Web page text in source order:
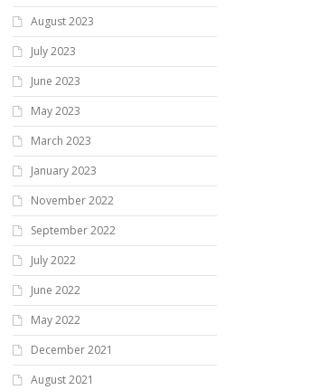
August 2023
July 2023
June 2023
May 2023
March 2023
January 2023
November 2022
September 2022
July 2022
June 2022
May 2022
December 2021
August 2021